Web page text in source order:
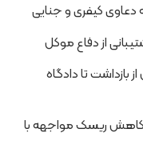
دعاوی کیفری و جنایی
از دفاع موکل
بازداشت تا دادگاه
کاهش ریسک مواجهه با